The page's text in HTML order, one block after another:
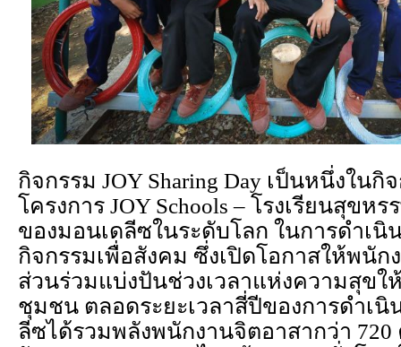
กิจกรรม JOY Sharing Day เป็นหนึ่งในกิ
โครงการ JOY Schools – โรงเรียนสุขห
ของมอนเดลีซในระดับโลก ในการดำเ
กิจกรรมเพื่อสังคม ซึ่งเปิดโอกาสให้พนั
ส่วนร่วมแบ่งปันช่วงเวลาแห่งความสุขใ
ชุมชน ตลอดระยะเวลาสี่ปีของการดำเนิ
ลีซได้รวมพลังพนักงานจิตอาสากว่า